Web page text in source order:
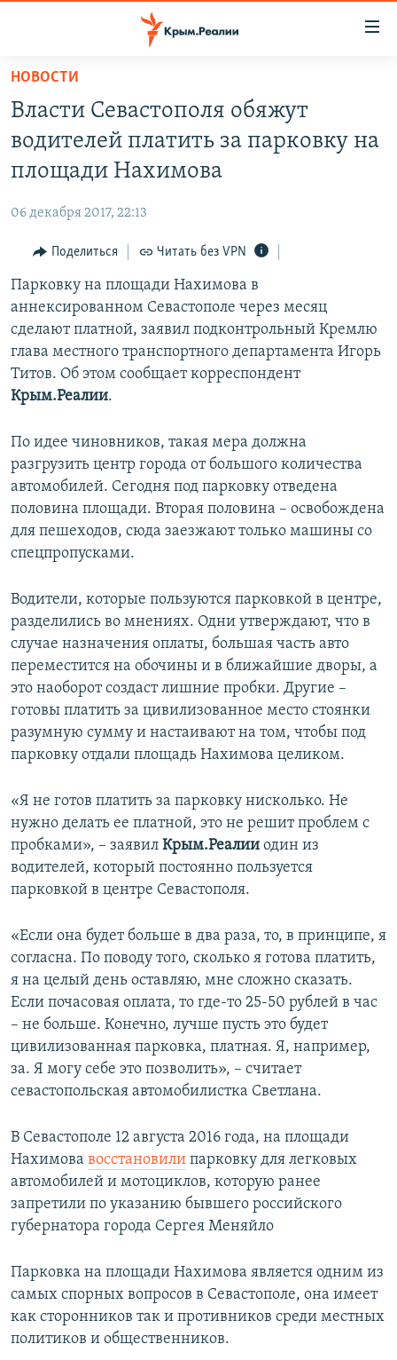
Вернуться
основному
содержанию
главной
навигации
Вернутся
поиску
11 ЛЕТ ОККУПАЦИИ КРЫМА. 11 ИСТОРИЙ СОПРОТИВЛЕНИЯ
ЕЩЕ
ИНТЕРАКТИВ
ИНФОГРАФИКА
ТЕЛЕПРОЕКТ КРЫМ.РЕАЛИИ
СОВЕТЫ ПРАВОЗАЩИТНИКОВ
ПРОПАВШИЕ БЕЗ ВЕСТИ
КРЫМ.НЕПОКОРЕННЫЙ
ELIFBE
УКРАИНСКАЯ ПРОБЛЕМА КРЫМА
РАДІО СВОБОДА
КАК ОБОЙТИ БЛОКИРОВКУ
Українською
Qırımtatar
Все сайты RFE/RL
НОВОСТИ
Власти Севастополя обяжут
водителей платить за парковку на
площади Нахимова
06 декабря 2017, 22:13
Поделиться Читать без VPN
Парковку на площади Нахимова в
аннексированном Севастополе через месяц
сделают платной, заявил подконтрольный Кремлю
глава местного транспортного департамента Игорь
Титов. Об этом сообщает корреспондент
Крым.Реалии.
По идее чиновников, такая мера должна
разгрузить центр города от большого количества
автомобилей. Сегодня под парковку отведена
половина площади. Вторая половина – освобождена
для пешеходов, сюда заезжают только машины со
спецпропусками.
Водители, которые пользуются парковкой в центре,
разделились во мнениях. Одни утверждают, что в
случае назначения оплаты, большая часть авто
переместится на обочины и в ближайшие дворы, а
это наоборот создаст лишние пробки. Другие –
готовы платить за цивилизованное место стоянки
разумную сумму и настаивают на том, чтобы под
парковку отдали площадь Нахимова целиком.
«Я не готов платить за парковку нисколько. Не
нужно делать ее платной, это не решит проблем с
пробками», – заявил Крым.Реалии один из
водителей, который постоянно пользуется
парковкой в центре Севастополя.
«Если она будет больше в два раза, то, в принципе, я
согласна. По поводу того, сколько я готова платить,
я на целый день оставляю, мне сложно сказать.
Если почасовая оплата, то где-то 25-50 рублей в час
– не больше. Конечно, лучше пусть это будет
цивилизованная парковка, платная. Я, например,
за. Я могу себе это позволить», – считает
севастопольская автомобилистка Светлана.
В Севастополе 12 августа 2016 года, на площади
Нахимова восстановили парковку для легковых
автомобилей и мотоциклов, которую ранее
запретили по указанию бывшего российского
губернатора города Сергея Меняйло
Парковка на площади Нахимова является одним из
самых спорных вопросов в Севастополе, она имеет
как сторонников так и противников среди местных
политиков и общественников.